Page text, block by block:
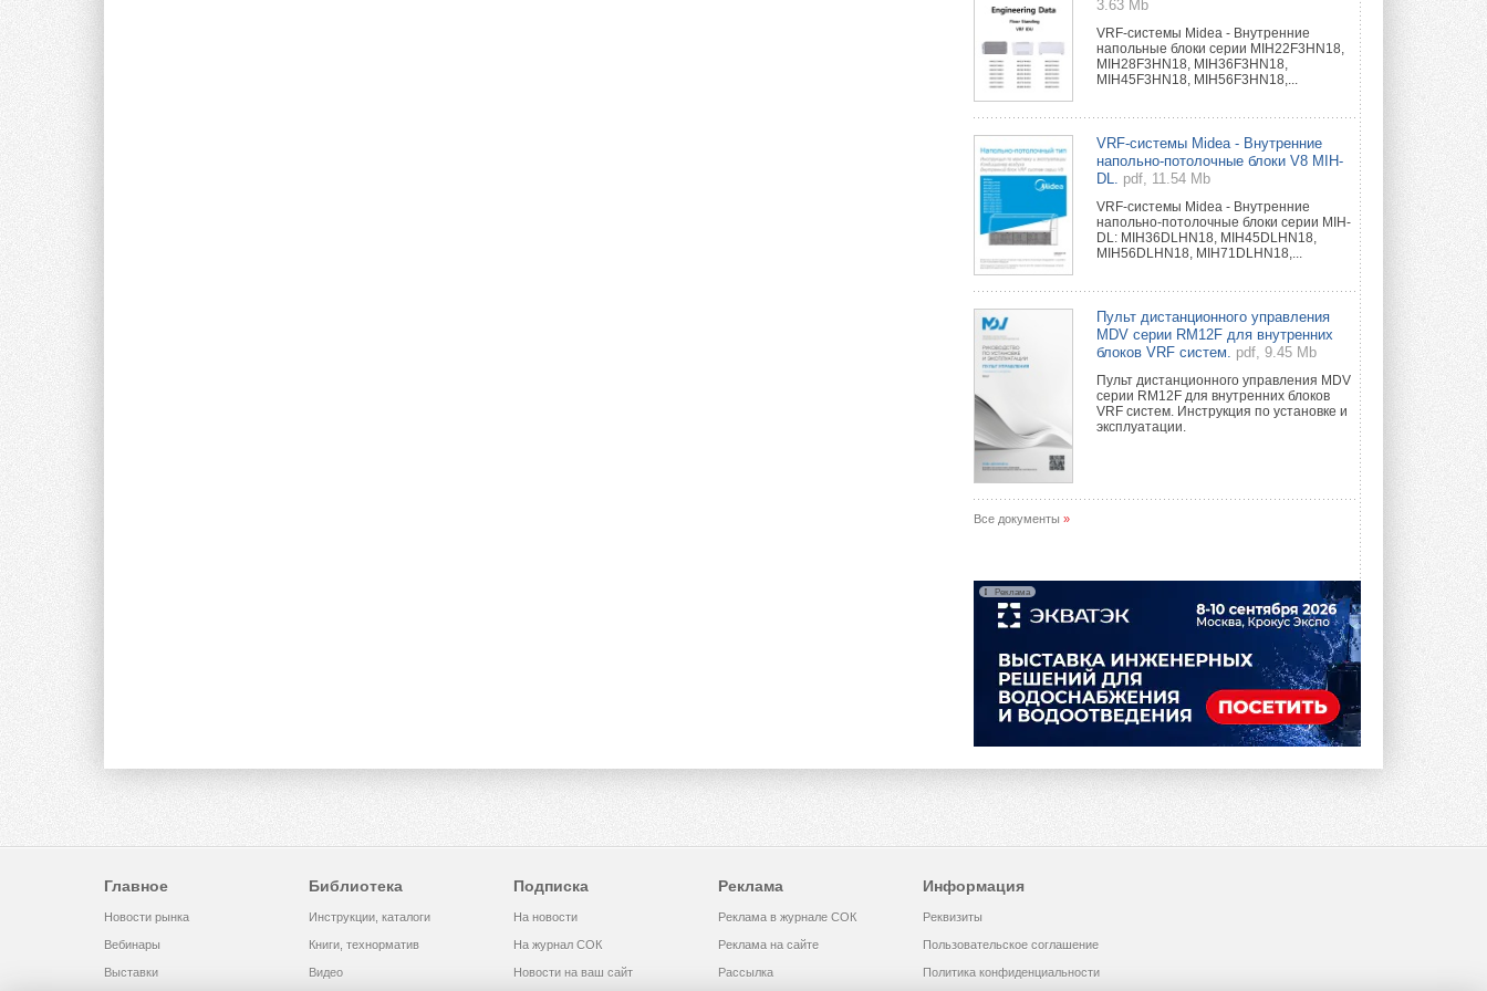
3.63 Mb
VRF-системы Midea - Внутренние
напольные блоки серии MIH22F3HN18,
MIH28F3HN18, MIH36F3HN18,
MIH45F3HN18, MIH56F3HN18,...
VRF-системы Midea - Внутренние
напольно-потолочные блоки V8 MIH-
DL.
pdf, 11.54 Mb
VRF-системы Midea - Внутренние
напольно-потолочные блоки серии MIH-
DL: MIH36DLHN18, MIH45DLHN18,
MIH56DLHN18, MIH71DLHN18,...
Пульт дистанционного управления
MDV серии RM12F для внутренних
блоков VRF систем.
pdf, 9.45 Mb
Пульт дистанционного управления MDV
серии RM12F для внутренних блоков
VRF систем. Инструкция по установке и
эксплуатации.
Все документы »
Реклама
Главное
Новости рынка
Вебинары
Выставки
Библиотека
Инструкции, каталоги
Книги, технорматив
Видео
Подписка
На новости
На журнал СОК
Новости на ваш сайт
Реклама
Реклама в журнале СОК
Реклама на сайте
Рассылка
Информация
Реквизиты
Пользовательское соглашение
Политика конфиденциальности